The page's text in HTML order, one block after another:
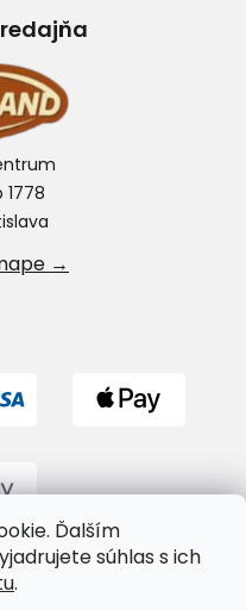
Ďalším
súhlas s ich
.
1778
→